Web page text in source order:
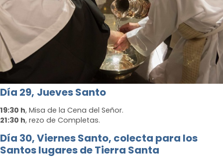
Día 29, Jueves Santo
19:30 h, Misa de la Cena del Señor.
21:30 h, rezo de Completas.
Día 30, Viernes Santo, colecta para los
Santos lugares de Tierra Santa